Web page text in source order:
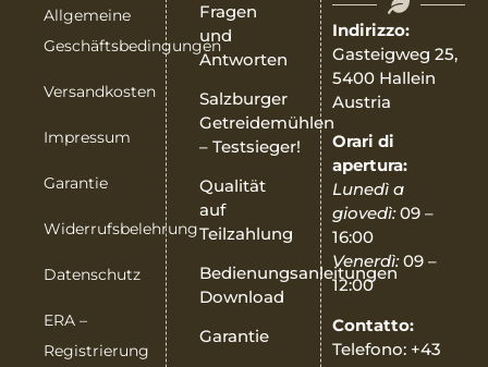
Allgemeine
Geschäftsbedingungen
Versandkosten
Impressum
Garantie
Widerrufsbelehrung
Datenschutz
ERA –
Registrierung
Fragen
und
Antworten
Salzburger
Getreidemühlen
– Testsieger!
Qualität
auf
Teilzahlung
Bedienungsanleitungen
Download
Garantie
Indirizzo:
Gasteigweg 25,
5400 Hallein
Austria
Orari di
apertura:
Lunedì a
giovedì:09 –
16:00
Venerdì:09 –
12:00
Contatto:
Telefono: +43